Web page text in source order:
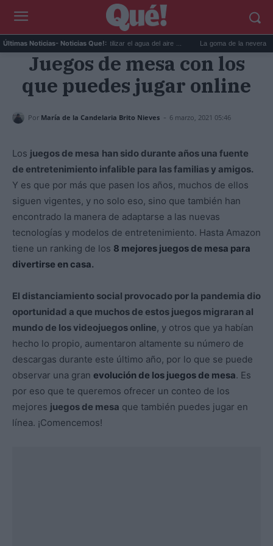
Últimas Noticias- Noticias Que!:
6 usos prácticos para reutilizar el agua del aire ... La goma de la nevera: el
Juegos de mesa con los
que puedes jugar online
Por María de la Candelaria Brito Nieves - 6 marzo, 2021 05:46
Los juegos de mesa han sido durante años una fuente
de entretenimiento infalible para las familias y amigos.
Y es que por más que pasen los años, muchos de ellos
siguen vigentes, y no solo eso, sino que también han
encontrado la manera de adaptarse a las nuevas
tecnologías y modelos de entretenimiento. Hasta Amazon
tiene un ranking de los 8 mejores juegos de mesa para
divertirse en casa.
El distanciamiento social provocado por la pandemia dio
oportunidad a que muchos de estos juegos migraran al
mundo de los videojuegos online, y otros que ya habían
hecho lo propio, aumentaron altamente su número de
descargas durante este último año, por lo que se puede
observar una gran evolución de los juegos de mesa. Es
por eso que te queremos ofrecer un conteo de los
mejores juegos de mesa que también puedes jugar en
línea. ¡Comencemos!